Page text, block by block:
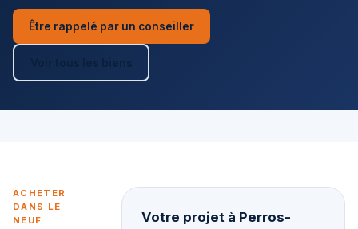
Être rappelé par un conseiller
Voir tous les biens
ACHETER
DANS LE
NEUF
Votre projet à Perros-